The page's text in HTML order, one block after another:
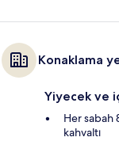
Konaklama
Yiyecek ve
Her sabah
kahvaltı